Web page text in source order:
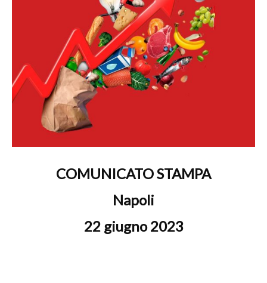
COMUNICATO STAMPA
Napoli
22 giugno 2023